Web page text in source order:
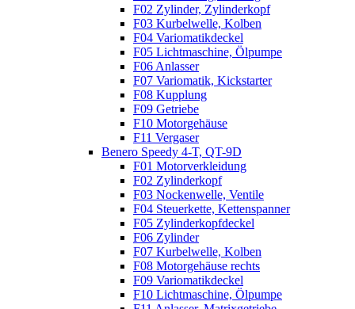
F02 Zylinder, Zylinderkopf
F03 Kurbelwelle, Kolben
F04 Variomatikdeckel
F05 Lichtmaschine, Ölpumpe
F06 Anlasser
F07 Variomatik, Kickstarter
F08 Kupplung
F09 Getriebe
F10 Motorgehäuse
F11 Vergaser
Benero Speedy 4-T, QT-9D
F01 Motorverkleidung
F02 Zylinderkopf
F03 Nockenwelle, Ventile
F04 Steuerkette, Kettenspanner
F05 Zylinderkopfdeckel
F06 Zylinder
F07 Kurbelwelle, Kolben
F08 Motorgehäuse rechts
F09 Variomatikdeckel
F10 Lichtmaschine, Ölpumpe